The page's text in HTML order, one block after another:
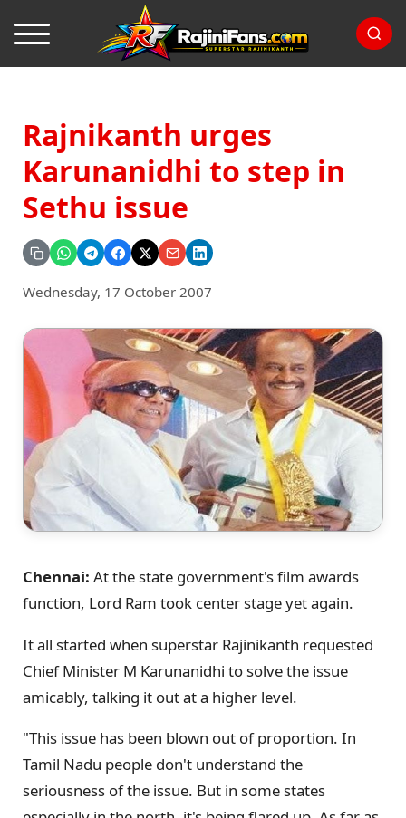
Rajnikanth urges
Karunanidhi to step in
Sethu issue
Wednesday, 17 October 2007
Chennai: At the state government's film awards
function, Lord Ram took center stage yet again.
It all started when superstar Rajinikanth requested
Chief Minister M Karunanidhi to solve the issue
amicably, talking it out at a higher level.
"This issue has been blown out of proportion. In
Tamil Nadu people don't understand the
seriousness of the issue. But in some states